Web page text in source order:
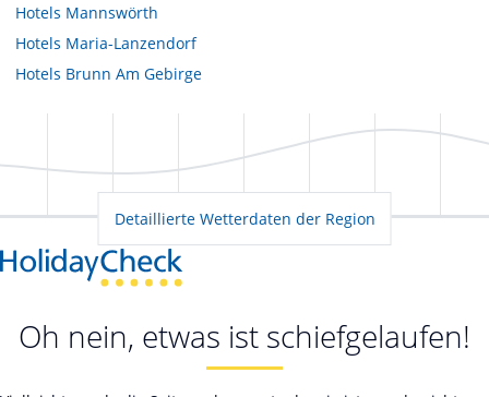
Hotels Mannswörth
Hotels Maria-Lanzendorf
Hotels Brunn Am Gebirge
Detaillierte Wetterdaten der Region
Oh nein, etwas ist schiefgelaufen!